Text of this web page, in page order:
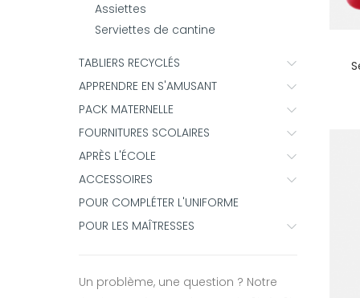
Assiettes
Serviettes de cantine
TABLIERS RECYCLÉS
APPRENDRE EN S'AMUSANT
PACK MATERNELLE
FOURNITURES SCOLAIRES
APRÈS L'ÉCOLE
ACCESSOIRES
POUR COMPLÉTER L'UNIFORME
POUR LES MAÎTRESSES
Un problème, une question ? Notre